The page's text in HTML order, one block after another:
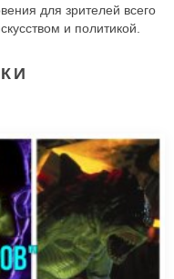
для зрителей всего
и политикой.